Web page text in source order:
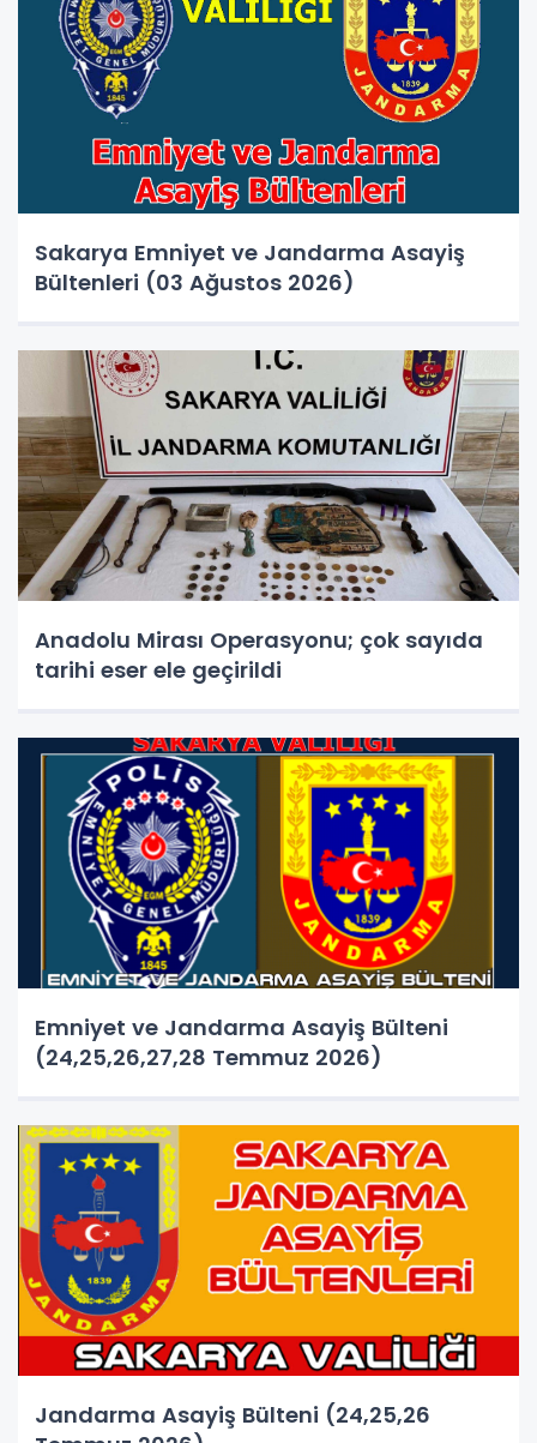
Sakarya Emniyet ve Jandarma Asayiş
Bültenleri (03 Ağustos 2026)
Anadolu Mirası Operasyonu; çok sayıda
tarihi eser ele geçirildi
Emniyet ve Jandarma Asayiş Bülteni
(24,25,26,27,28 Temmuz 2026)
Jandarma Asayiş Bülteni (24,25,26